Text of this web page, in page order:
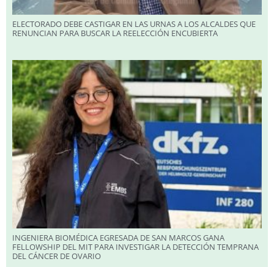
ELECTORADO DEBE CASTIGAR EN LAS URNAS A LOS ALCALDES QUE
RENUNCIAN PARA BUSCAR LA REELECCIÓN ENCUBIERTA
INGENIERA BIOMÉDICA EGRESADA DE SAN MARCOS GANA
FELLOWSHIP DEL MIT PARA INVESTIGAR LA DETECCIÓN TEMPRANA
DEL CÁNCER DE OVARIO